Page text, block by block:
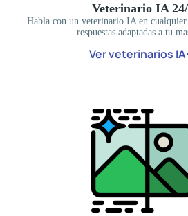
Veterinario IA
Habla con un veterinario IA en
respuestas adaptadas a tu
Ver veterinarios IA